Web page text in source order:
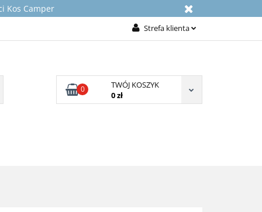
Kos Camper
Strefa klienta
Dodaj zgłoszenie
Zgody cookies
0
TWÓJ KOSZYK
0 zł